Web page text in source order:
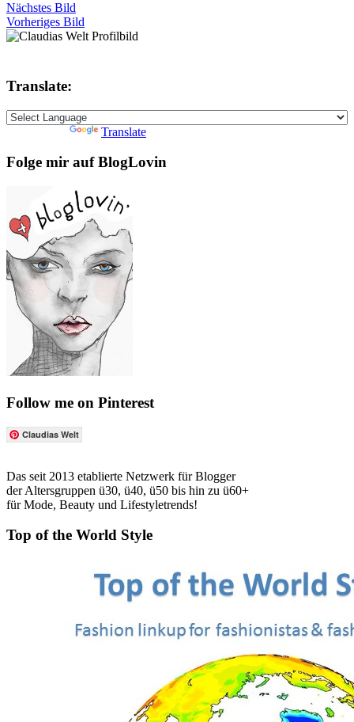
Nächstes Bild
Vorheriges Bild
Translate:
Translate
Folge mir auf BlogLovin
Follow me on Pinterest
Claudias Welt
Das seit 2013 etablierte Netzwerk für Blogger
der Altersgruppen ü30, ü40, ü50 bis hin zu ü60+
für Mode, Beauty und Lifestyletrends!
Top of the World Style